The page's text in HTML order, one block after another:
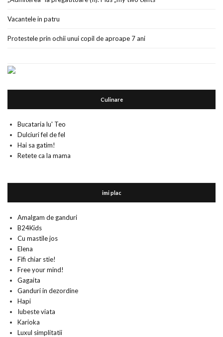
Vacantele in patru
Protestele prin ochii unui copil de aproape 7 ani
Culinare
Bucataria lu' Teo
Dulciuri fel de fel
Hai sa gatim!
Retete ca la mama
imi plac
Amalgam de ganduri
B24Kids
Cu mastile jos
Elena
Fifi chiar stie!
Free your mind!
Gagaita
Ganduri in dezordine
Hapi
Iubeste viata
Karioka
Luxul simplitatii